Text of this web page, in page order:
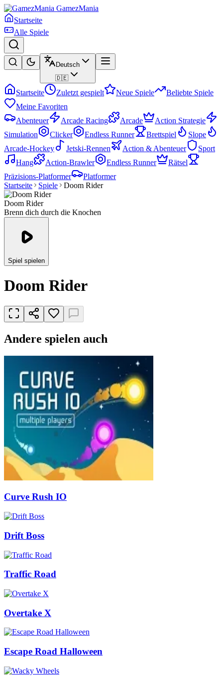
GamezMania
Startseite
Alle Spiele
Deutsch
🇩🇪
Startseite Zuletzt gespielt Neue Spiele
Beliebte Spiele
Meine Favoriten
Abenteuer
Arcade Racing Arcade
Action Strategie
Simulation
Clicker Endless Runner Brettspiel
Slope
Arcade-Hockey
Jetski-Rennen Action & Abenteuer
Sport
Hang
Action-Brawler Endless Runner
Rätsel
Präzisions-Platformer
Platformer
Startseite
Spiele Doom Rider
Doom Rider
Brenn dich durch die Knochen
Spiel spielen
Doom Rider
Andere spielen auch
Curve Rush IO
Drift Boss
Traffic Road
Overtake X
Escape Road Halloween